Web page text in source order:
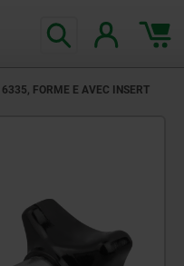
FORME E AVEC INSERT